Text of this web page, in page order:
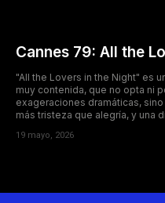
Cannes 79: All the
"All the Lovers in the Night" es
muy contenida, que no opta ni
exageraciones dramáticas,
más tristeza que alegría, y una
19 mayo, 2026